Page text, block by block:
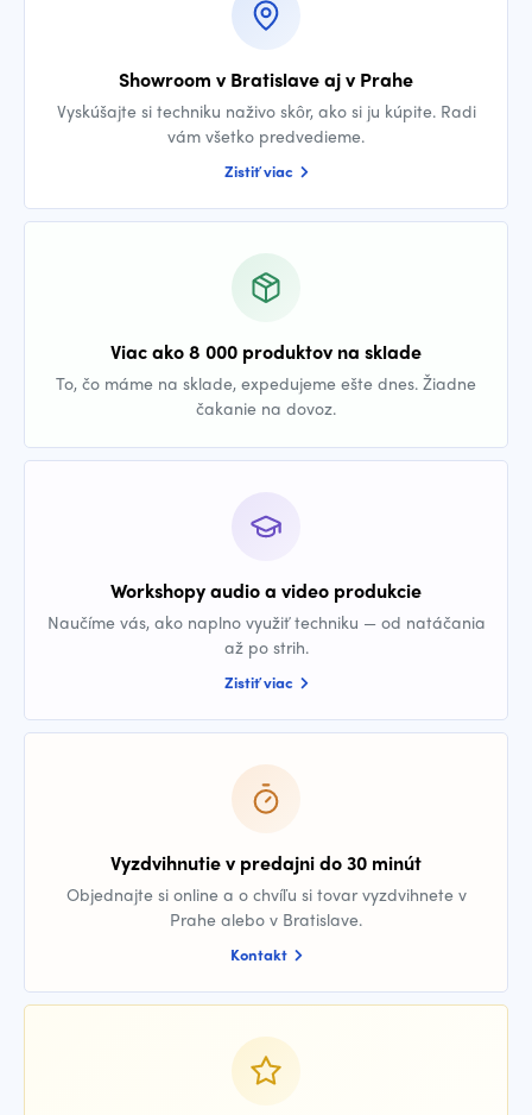
Showroom v Bratislave aj v Prahe
Vyskúšajte si techniku naživo skôr, ako si ju kúpite. Radi
vám všetko predvedieme.
Zistiť viac
Viac ako 8 000 produktov na sklade
To, čo máme na sklade, expedujeme ešte dnes. Žiadne
čakanie na dovoz.
Workshopy audio a video produkcie
Naučíme vás, ako naplno využiť techniku — od natáčania
až po strih.
Zistiť viac
Vyzdvihnutie v predajni do 30 minút
Objednajte si online a o chvíľu si tovar vyzdvihnete v
Prahe alebo v Bratislave.
Kontakt